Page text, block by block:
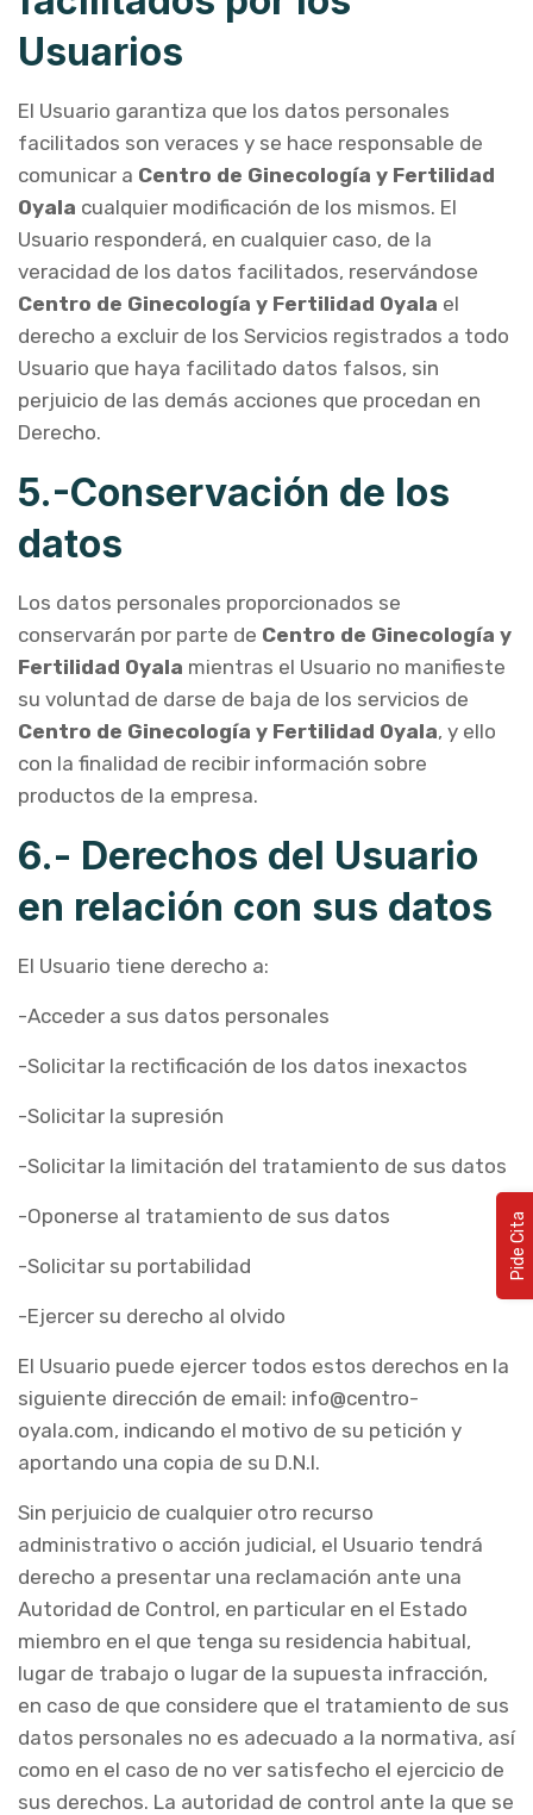
Usuarios
El Usuario garantiza que los datos personales
facilitados son veraces y se hace responsable de
comunicar a Centro de Ginecología y Fertilidad
Oyala cualquier modificación de los mismos. El
Usuario responderá, en cualquier caso, de la
veracidad de los datos facilitados, reservándose
Centro de Ginecología y Fertilidad Oyala el
derecho a excluir de los Servicios registrados a todo
Usuario que haya facilitado datos falsos, sin
perjuicio de las demás acciones que procedan en
Derecho.
5.-Conservación de los
datos
Los datos personales proporcionados se
conservarán por parte de Centro de Ginecología y
Fertilidad Oyala mientras el Usuario no manifieste
su voluntad de darse de baja de los servicios de
Centro de Ginecología y Fertilidad Oyala, y ello
con la finalidad de recibir información sobre
productos de la empresa.
6.- Derechos del Usuario
en relación con sus datos
El Usuario tiene derecho a:
-Acceder a sus datos personales
-Solicitar la rectificación de los datos inexactos
-Solicitar la supresión
-Solicitar la limitación del tratamiento de sus datos
-Oponerse al tratamiento de sus datos
-Solicitar su portabilidad
-Ejercer su derecho al olvido
El Usuario puede ejercer todos estos derechos en la
siguiente dirección de email: info@centro-
oyala.com, indicando el motivo de su petición y
aportando una copia de su D.N.I.
Sin perjuicio de cualquier otro recurso
administrativo o acción judicial, el Usuario tendrá
derecho a presentar una reclamación ante una
Autoridad de Control, en particular en el Estado
miembro en el que tenga su residencia habitual,
lugar de trabajo o lugar de la supuesta infracción,
en caso de que considere que el tratamiento de sus
datos personales no es adecuado a la normativa, así
como en el caso de no ver satisfecho el ejercicio de
sus derechos. La autoridad de control ante la que se
Pide Cita